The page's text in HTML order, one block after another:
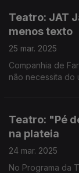
Teatro: JAT
menos texto
25 mar. 2025
Companhia de
não necessita do
Teatro: "Pé
na plateia
24 mar. 2025
No Programa da